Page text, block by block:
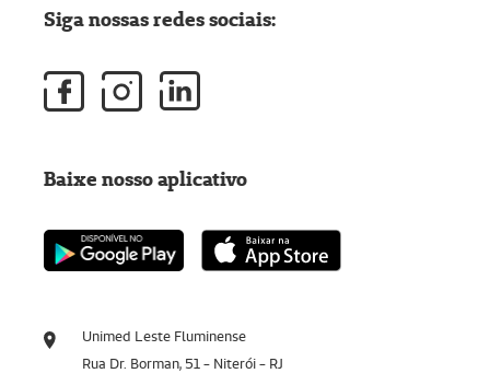
Unimed Leste Fluminense
Rua Dr. Borman, 51 - Niterói - RJ
Siga nossas redes sociais:
Baixe nosso aplicativo